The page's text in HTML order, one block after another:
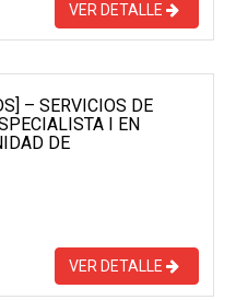
VER DETALLE
– SERVICIOS DE
I EN
DE
VER DETALLE